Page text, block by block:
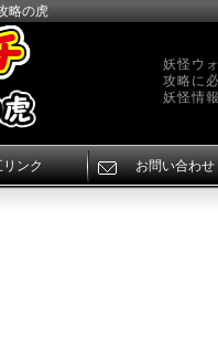
略の虎
妖怪ウ
攻略に
妖怪情
リンク お問い合わせ